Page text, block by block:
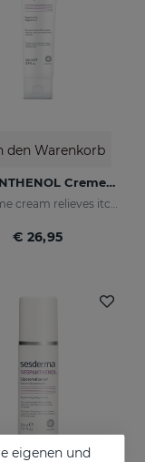
den Warenkorb
SESPANTHENOL Cremegel 100 Ml
€ 26,95
eigenen und